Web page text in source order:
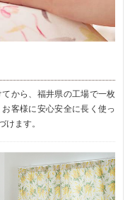
から、福井県の工場で一枚
客様に安心安全に長く使っ
ます。